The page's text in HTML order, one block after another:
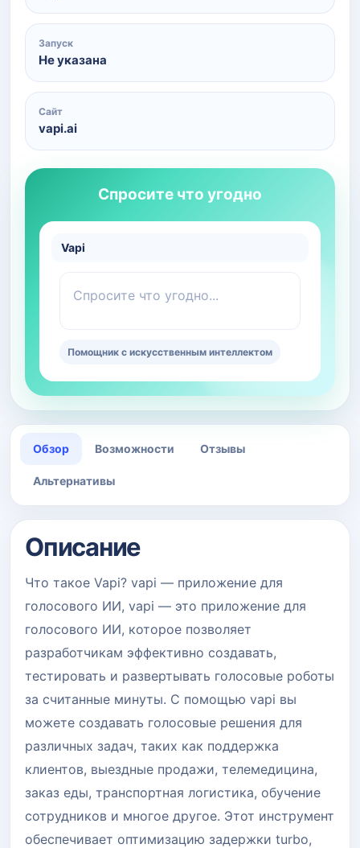
Запуск
Не указана
Сайт
vapi.ai
Спросите что угодно
Vapi
Спросите что угодно...
Помощник с искусственным интеллектом
Обзор Возможности Отзывы
Альтернативы
Описание
Что такое Vapi? vapi — приложение для
голосового ИИ, vapi — это приложение для
голосового ИИ, которое позволяет
разработчикам эффективно создавать,
тестировать и развертывать голосовые роботы
за считанные минуты. С помощью vapi вы
можете создавать голосовые решения для
различных задач, таких как поддержка
клиентов, выездные продажи, телемедицина,
заказ еды, транспортная логистика, обучение
сотрудников и многое другое. Этот инструмент
обеспечивает оптимизацию задержки turbo,